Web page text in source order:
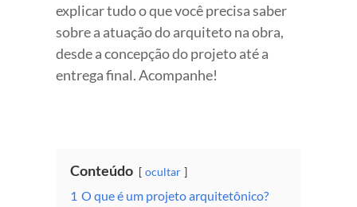
explicar tudo o que você precisa saber
sobre a atuação do arquiteto na obra,
desde a concepção do projeto até a
entrega final. Acompanhe!
Conteúdo ocultar
1 O que é um projeto arquitetônico?